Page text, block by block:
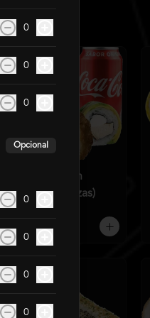
Rolls para 1 con
bebida (15 Piezas)
$10.990$11.960
0
0
0
Opcional
0
0
0
0